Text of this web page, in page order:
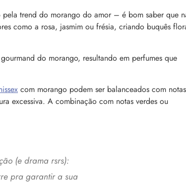
trend do morango do amor – é bom saber que
como a rosa, jasmim ou frésia, criando buquês
do morango, resultando em perfumes que
com morango podem ser balanceados com notas
excessiva. A combinação com notas verdes ou
(e drama rsrs):
pra garantir a sua
Bond Repair: o que é a tecnologia e como
como Bond Repair age nos cabelos
saiba como incluir a tecnologia na rotina